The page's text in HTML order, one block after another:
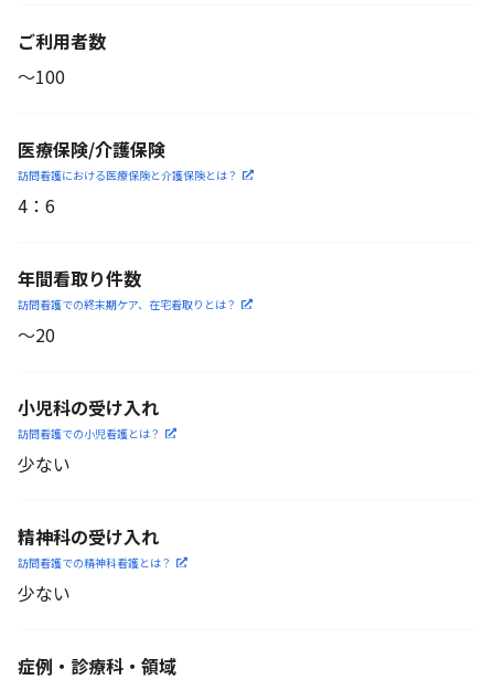
ご利用者数
〜100
医療保険/介護保険
訪問看護における医療保険と介護保険とは？
4 ： 6
年間看取り件数
訪問看護での終末期ケア、 在宅看取りとは？
〜20
小児科の受け入れ
訪問看護での小児看護とは？
少ない
精神科の受け入れ
訪問看護での精神科看護とは？
少ない
症例・診療科・ 領域